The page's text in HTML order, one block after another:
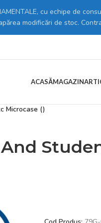
cu echipe de
modificări de stoc.
ACASĂMAGAZIN
Microcase ()